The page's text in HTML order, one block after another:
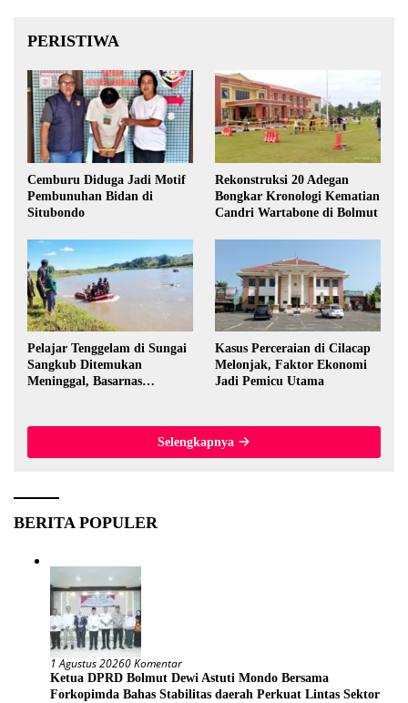
PERISTIWA
Cemburu Diduga Jadi Motif
Pembunuhan Bidan di
Situbondo
Rekonstruksi 20 Adegan
Bongkar Kronologi Kematian
Candri Wartabone di Bolmut
Pelajar Tenggelam di Sungai
Sangkub Ditemukan
Meninggal, Basarnas
Kasus Perceraian di Cilacap
Melonjak, Faktor Ekonomi
Jadi Pemicu Utama
Selengkapnya
BERITA POPULER
1 Agustus 20260 Komentar
Ketua DPRD Bolmut Dewi Astuti Mondo Bersama
Forkopimda Bahas Stabilitas daerah Perkuat Lintas Sektor